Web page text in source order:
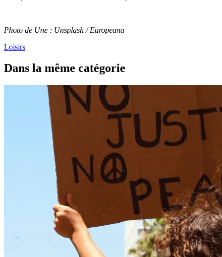
Photo de Une : Unsplash / Europeana
Loisirs
Dans la même catégorie